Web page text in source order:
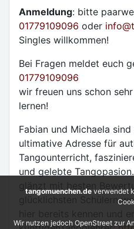
Anmeldung: bitte
01779109096 oder info@
Singles willkommen!
Bei Fragen meldet euch
01779109096
wir freuen uns schon
lernen!
Fabian und Michaela
ultimative Adresse für
Tangounterricht,
und gelebte
glänzt mit besten
glücklichsten Schülern
tangomuenchen.de verwendet
Wir nutzen jedoch OpenStreet zur